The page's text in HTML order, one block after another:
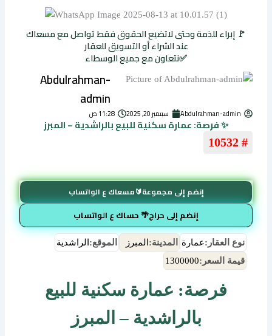
🚩 إبراء للذمة وحتى لاتضيع الحقوق فقط تواصل مع مسعاك
عند الشراء أو التسويق للعقار
✅نتعاون مع جميع الوسطاء
Abdulrahman-
admin
Abdulrahman-admin سبتمبر 20, 2025 11:28 ص
✨ فرصة: عمارة سكنية للبيع بالراشدية – المبرز
# 10532
إنضم إلى مجموعة🔰مسعاك ع الواتساب
إنضم إلى حراج🌴 حساك ع الواتساب
نوع العقار:عمارة المدينة: المبرز الموقع: الراشدية
قيمة السعر:1300000
فرصة: عمارة سكنية للبيع
بالراشدية – المبرز